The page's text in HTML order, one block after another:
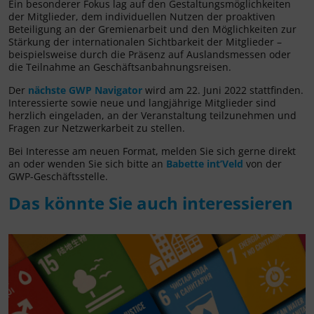
Ein besonderer Fokus lag auf den Gestaltungsmöglichkeiten
der Mitglieder, dem individuellen Nutzen der proaktiven
Beteiligung an der Gremienarbeit und den Möglichkeiten zur
Stärkung der internationalen Sichtbarkeit der Mitglieder –
beispielsweise durch die Präsenz auf Auslandsmessen oder
die Teilnahme an Geschäftsanbahnungsreisen.
Der nächste GWP Navigator wird am 22. Juni 2022 stattfinden.
Interessierte sowie neue und langjährige Mitglieder sind
herzlich eingeladen, an der Veranstaltung teilzunehmen und
Fragen zur Netzwerkarbeit zu stellen.
Bei Interesse am neuen Format, melden Sie sich gerne direkt
an oder wenden Sie sich bitte an Babette int’Veld von der
GWP-Geschäftsstelle.
Das könnte Sie auch interessieren